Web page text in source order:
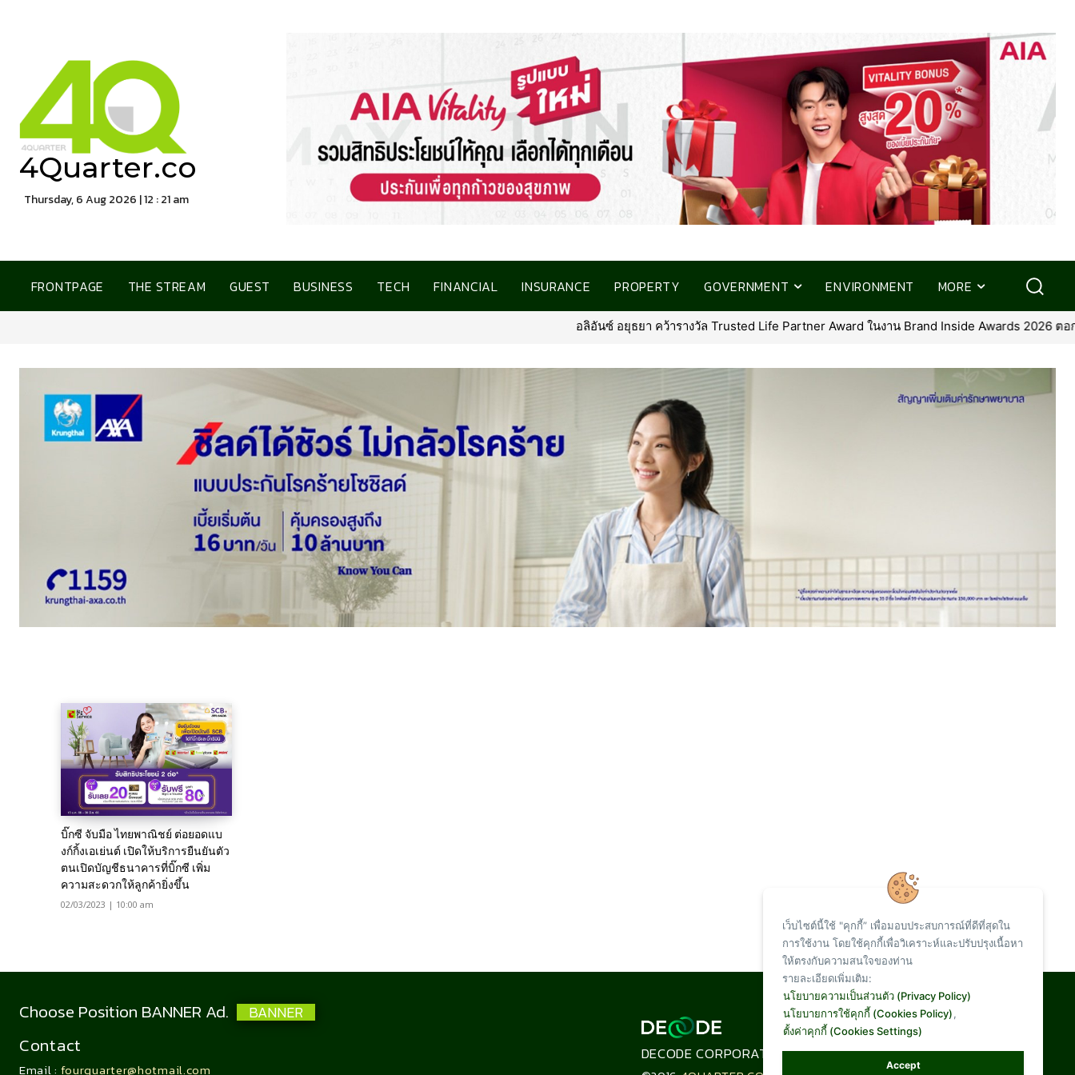
4Quarter.co
Thursday, 6 Aug 2026 | 12 : 21 am
FRONTPAGE THE STREAM GUEST BUSINESS TECH FINANCIAL INSURANCE PROPERTY GOVERNMENT ENVIRONMENT MORE
อลิอันซ์ อยุธยา คว้ารางวัล Trusted Life Partner Award ในงาน Brand Inside Awards 2026 ตอกย้ำความมุ่
บิ๊กซี จับมือ ไทยพาณิชย์ ต่อยอดแบ
งก์กิ้งเอเย่นต์ เปิดให้บริการยืนยันตัว
ตนเปิดบัญชีธนาคารที่บิ๊กซี เพิ่ม
ความสะดวกให้ลูกค้ายิ่งขึ้น
02/03/2023 | 10:00 am
Choose Position BANNER Ad. BANNER
Contact
Email : fourquarter@hotmail.com
DECODE CORPORATION LIMITED
Total Visit :
1,093,057
เว็บไซต์นี้ใช้ "คุกกี้” เพื่อมอบประสบการณ์ที่ดีที่สุดใน
การใช้งาน โดยใช้คุกกี้เพื่อวิเคราะห์และปรับปรุงเนื้อหา
ให้ตรงกับความสนใจของท่าน
รายละเอียดเพิ่มเติม:
นโยบายความเป็นส่วนตัว (Privacy Policy)
นโยบายการใช้คุกกี้ (Cookies Policy),
ตั้งค่าคุกกี้ (Cookies Settings)
Accept